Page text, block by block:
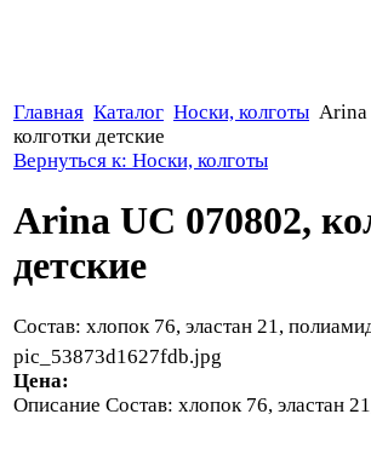
Главная Каталог Носки, колготы Arina
колготки детские
Вернуться к: Носки, колготы
Arina UC 070802,
детские
Состав: хлопок 76, эластан 21,
pic_53873d1627fdb.jpg
Цена:
Описание Состав: хлопок 76, эластан